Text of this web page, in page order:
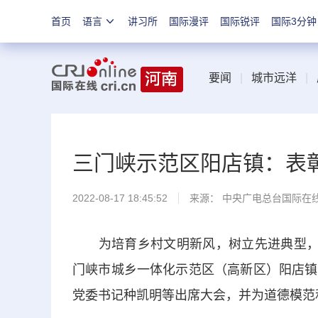
首页 语言 讲习所 国际漫评 国际锐评 国际3分钟
要闻 城市远洋
三门峡示范区阳店镇：表
2022-08-17 18:45:52 来源： 中央广电总台国际在
为培育乡村文明新风，树立先进典型，
门峡市城乡一体化示范区（高新区）阳店
党委书记种凯明等出席大会，并为道德模